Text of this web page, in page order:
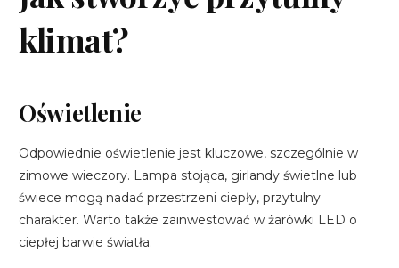
klimat?
Oświetlenie
Odpowiednie oświetlenie jest kluczowe, szczególnie w
zimowe wieczory. Lampa stojąca, girlandy świetlne lub
świece mogą nadać przestrzeni ciepły, przytulny
charakter. Warto także zainwestować w żarówki LED o
ciepłej barwie światła.